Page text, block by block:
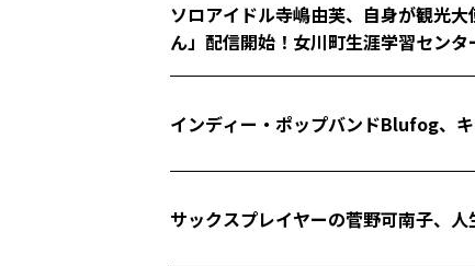
ソロアイドル寺嶋由芙、自身が観光
ん」配信開始！女川町生涯学習センタ
インディー・ポップバンドBlufog、
サックスプレイヤーの菅野可南子、